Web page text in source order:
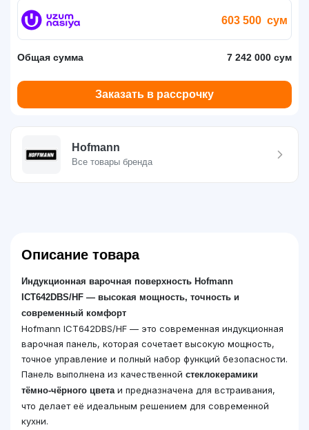
603 500 сум
Общая сумма 7 242 000 сум
Заказать в рассрочку
Hofmann
Все товары бренда
Описание товара
Индукционная варочная поверхность Hofmann
ICT642DBS/HF — высокая мощность, точность и
современный комфорт
Hofmann ICT642DBS/HF — это современная индукционная
варочная панель, которая сочетает высокую мощность,
точное управление и полный набор функций безопасности.
Панель выполнена из качественной стеклокерамики
тёмно-чёрного цвета и предназначена для встраивания,
что делает её идеальным решением для современной
кухни.